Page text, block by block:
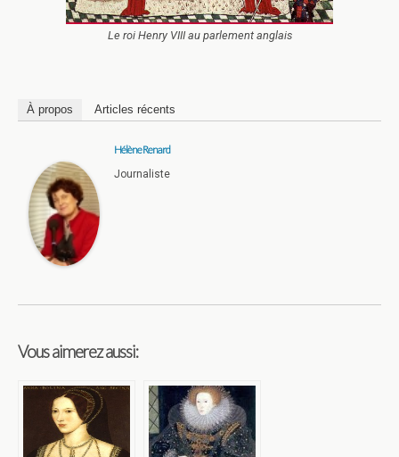
Le roi Henry VIII au parlement anglais
À propos Articles récents
Hélène Renard
Journaliste
Vous aimerez aussi: